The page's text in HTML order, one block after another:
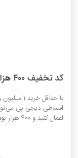
کد تخفیف ۴۰۰ هزار تومانی اولین خرید دیجی پی
اقساطی دیجی پی
اعمال کنید و 400 هزار تومان
...